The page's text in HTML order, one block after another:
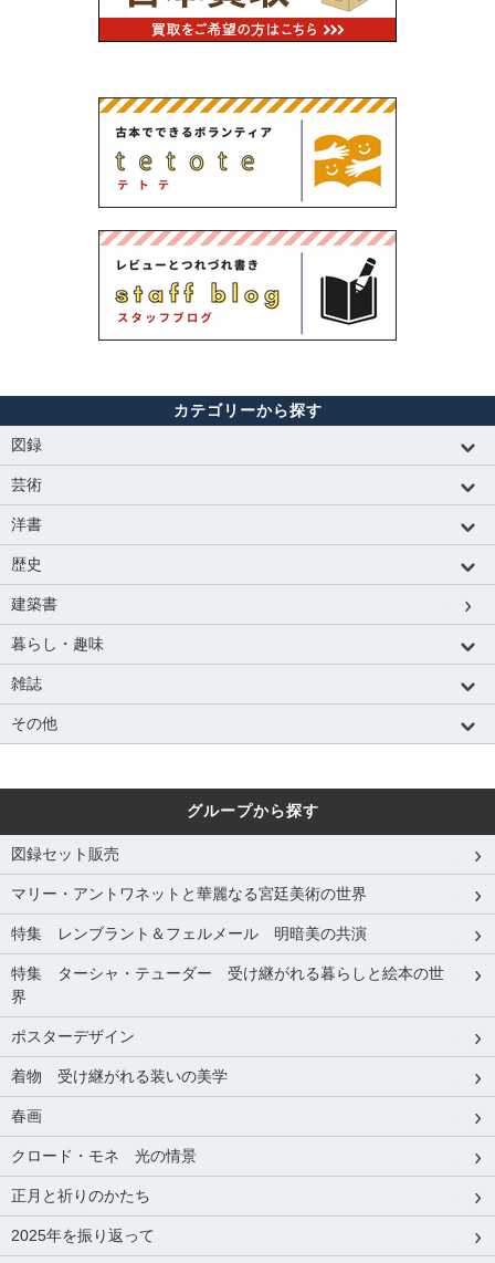
カテゴリーから探す
図録
芸術
洋書
歴史
建築書
暮らし・趣味
雑誌
その他
グループから探す
図録セット販売
マリー・アントワネットと華麗なる宮廷美術の世界
特集 レンブラント＆フェルメール 明暗美の共演
特集 ターシャ・テューダー 受け継がれる暮らしと絵本の世
界
ポスターデザイン
着物 受け継がれる装いの美学
春画
クロード・モネ 光の情景
正月と祈りのかたち
2025年を振り返って